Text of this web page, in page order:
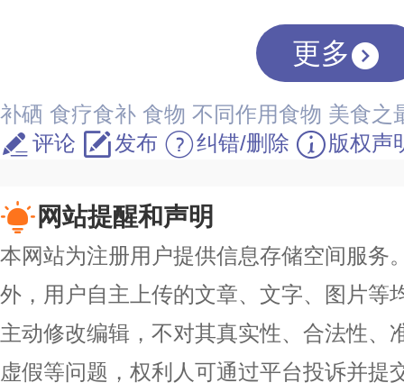
更多
补硒 食疗食补 食物 不同作用食物 美食之
评论
发布 纠错/删除 版权声
网站提醒和声明
本网站为注册用户提供信息存储空间服务
外，用户自主上传的文章、文字、图片等
主动修改编辑，不对其真实性、合法性、
虚假等问题，权利人可通过平台投诉并提